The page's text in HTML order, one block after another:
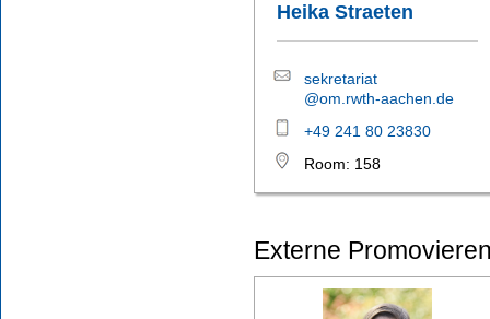
Heika Straeten
sekretariat
@om.rwth-aachen.de
+49 241 80 23830
Room: 158
Externe